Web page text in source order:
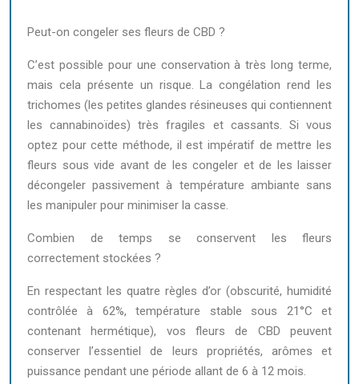
Peut-on congeler ses fleurs de CBD ?
C’est possible pour une conservation à très long terme,
mais cela présente un risque. La congélation rend les
trichomes (les petites glandes résineuses qui contiennent
les cannabinoïdes) très fragiles et cassants. Si vous
optez pour cette méthode, il est impératif de mettre les
fleurs sous vide avant de les congeler et de les laisser
décongeler passivement à température ambiante sans
les manipuler pour minimiser la casse.
Combien de temps se conservent les fleurs
correctement stockées ?
En respectant les quatre règles d’or (obscurité, humidité
contrôlée à 62%, température stable sous 21°C et
contenant hermétique), vos fleurs de CBD peuvent
conserver l’essentiel de leurs propriétés, arômes et
puissance pendant une période allant de 6 à 12 mois.